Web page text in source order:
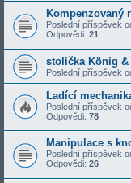
Kompenzovaný
Poslední příspěvek
Odpovědi: 21
stolička König &
Poslední příspěvek
Ladící
Poslední příspěvek
Odpovědi: 78
Manipulace s
Poslední příspěvek
Odpovědi: 26